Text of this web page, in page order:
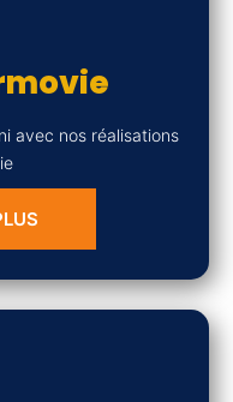
avec nos réalisations